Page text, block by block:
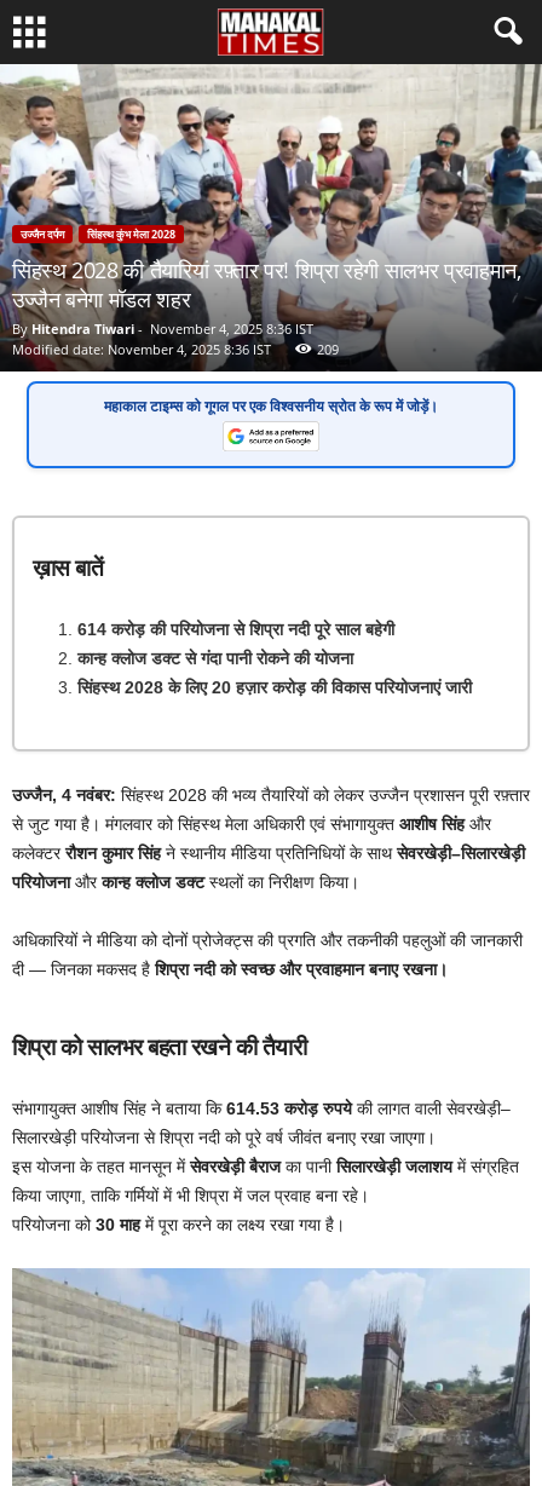
उज्जैन दर्पण सिंहस्थ कुंभ मेला 2028
सिंहस्थ 2028 की तैयारियां रफ़्तार पर! शिप्रा रहेगी सालभर प्रवाहमान,
उज्जैन बनेगा मॉडल शहर
By Hitendra Tiwari - November 4, 2025 8:36 IST
Modified date: November 4, 2025 8:36 IST
209
महाकाल टाइम्सको गूगल पर एकविश्वसनीय स्रोतके रूप में जोड़ें।
ख़ास बातें
614 करोड़ की परियोजना से शिप्रा नदी पूरे साल बहेगी
कान्ह क्लोज डक्ट से गंदा पानी रोकने की योजना
सिंहस्थ 2028 के लिए 20 हज़ार करोड़ की विकास परियोजनाएं जारी
उज्जैन, 4 नवंबर: सिंहस्थ 2028 की भव्य तैयारियों को लेकर उज्जैन प्रशासन पूरी रफ़्तार
से जुट गया है। मंगलवार को सिंहस्थ मेला अधिकारी एवं संभागायुक्त आशीष सिंहऔर
कलेक्टररौशन कुमार सिंहने स्थानीय मीडिया प्रतिनिधियों के साथसेवरखेड़ी–सिलारखेड़ी
परियोजनाऔरकान्ह क्लोज डक्टस्थलों का निरीक्षण किया।
अधिकारियों ने मीडिया को दोनों प्रोजेक्ट्स की प्रगति और तकनीकी पहलुओं की जानकारी
दी — जिनका मकसद हैशिप्रा नदी को स्वच्छ और प्रवाहमान बनाए रखना।
शिप्रा को सालभर बहता रखने की तैयारी
संभागायुक्त आशीष सिंह ने बताया कि614.53 करोड़ रुपयेकी लागत वाली सेवरखेड़ी–
सिलारखेड़ी परियोजना से शिप्रा नदी को पूरे वर्ष जीवंत बनाए रखा जाएगा।
इस योजना के तहत मानसून मेंसेवरखेड़ी बैराजका पानीसिलारखेड़ी जलाशयमें संग्रहित
किया जाएगा, ताकि गर्मियों में भी शिप्रा में जल प्रवाह बना रहे।
परियोजना को30 माहमें पूरा करने का लक्ष्य रखा गया है।